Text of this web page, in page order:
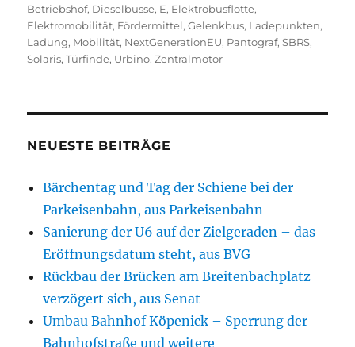
Betriebshof, Dieselbusse, E, Elektrobusflotte,
Elektromobilität, Fördermittel,Gelenkbus, Ladepunkten,
Ladung, Mobilität, NextGenerationEU, Pantograf,SBRS,
Solaris,Türfinde, Urbino,Zentralmotor
NEUESTE BEITRÄGE
Bärchentag und Tag der Schiene bei der
Parkeisenbahn, aus Parkeisenbahn
Sanierung der U6 auf der Zielgeraden – das
Eröffnungsdatum steht, aus BVG
Rückbau der Brücken am Breitenbachplatz
verzögert sich, aus Senat
Umbau Bahnhof Köpenick – Sperrung der
Bahnhofstraße und weitere